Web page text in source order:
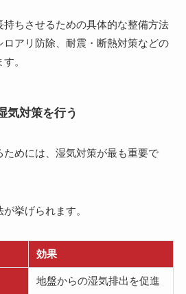
持ちさせるための具体的な整備方法
ロアリ防除、耐震・断熱対策などの
。
気対策を行う
ためには、湿気対策が最も重要で
挙げられます。
効果
地盤からの湿気排出を促進